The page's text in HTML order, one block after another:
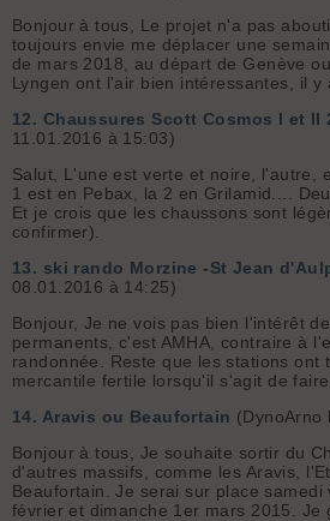
Bonjour à tous, Le projet n'a pas
toujours envie me déplacer une
de mars 2018, au départ de Genève
Lyngen ont l'air bien intéressantes, il y
12. Chaussures Scott Cosmos I et II
11.01.2016 à 15:03)
Salut, L'une est verte et noire, l'autre,
1 est en Pebax, la 2 en Grilamid....
Et je crois que les chaussons sont
confirmer).
13. ski rando Morzine -St Jean
08.01.2016 à 14:25)
Bonjour, Je ne vois pas bien l'intérêt
permanents, c'est AMHA, contraire à
randonnée. Reste que les stations ont
mercantile fertile lorsqu'il s'agit de
14. Aravis ou Beaufortain (DynoArno
Bonjour à tous, Je souhaite sortir du
d'autres massifs, comme les Aravis,
Beaufortain. Je serai sur place samedi
février et dimanche 1er mars 2015. Je